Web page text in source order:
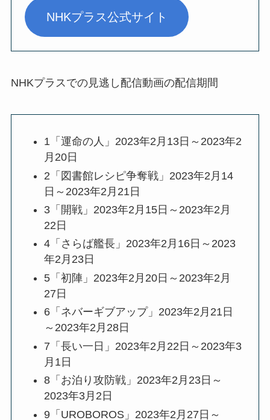
NHKプラス公式サイト
NHKプラスでの見逃し配信動画の配信期間
1「運命の人」2023年2月13日～2023年2
月20日
2「図書館レシピ争奪戦」2023年2月14
日～2023年2月21日
3「開戦」2023年2月15日～2023年2月
22日
4「さらば艦長」2023年2月16日～2023
年2月23日
5「初陣」2023年2月20日～2023年2月
27日
6「ネバーギブアップ」2023年2月21日
～2023年2月28日
7「長い一日」2023年2月22日～2023年3
月1日
8「お泊り攻防戦」2023年2月23日～
2023年3月2日
9「UROBOROS」2023年2月27日～